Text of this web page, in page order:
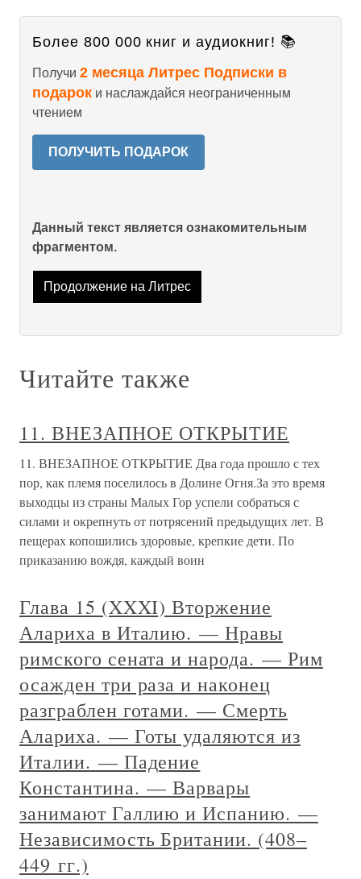
Более 800 000 книг и аудиокниг! 📚
Получи 2 месяца Литрес Подписки в
подарок и наслаждайся неограниченным
чтением
ПОЛУЧИТЬ ПОДАРОК
Данный текст является ознакомительным
фрагментом.
Продолжение на Литрес
Читайте также
11. ВНЕЗАПНОЕ ОТКРЫТИЕ
11. ВНЕЗАПНОЕ ОТКРЫТИЕ Два года прошло с тех
пор, как племя поселилось в Долине Огня.За это время
выходцы из страны Малых Гор успели собраться с
силами и окрепнуть от потрясений предыдущих лет. В
пещерах копошились здоровые, крепкие дети. По
приказанию вождя, каждый воин
Глава 15 (XXXI) Вторжение
Алариха в Италию. — Нравы
римского сената и народа. — Рим
осажден три раза и наконец
разграблен готами. — Смерть
Алариха. — Готы удаляются из
Италии. — Падение
Константина. — Варвары
занимают Галлию и Испанию. —
Независимость Британии. (408–
449 гг.)